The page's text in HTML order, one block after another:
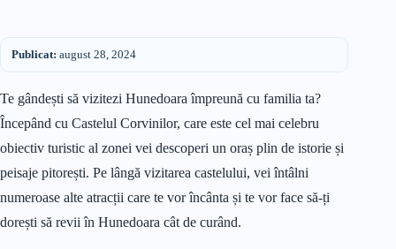
Publicat: august 28, 2024
Te gândești să vizitezi Hunedoara împreună cu familia ta?
Începând cu Castelul Corvinilor, care este cel mai celebru
obiectiv turistic al zonei vei descoperi un oraș plin de istorie și
peisaje pitorești. Pe lângă vizitarea castelului, vei întâlni
numeroase alte atracții care te vor încânta și te vor face să-ți
dorești să revii în Hunedoara cât de curând.